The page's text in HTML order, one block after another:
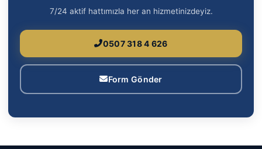
7/24 aktif hattımızla her an hizmetinizdeyiz.
0507 318 4 626
Form Gönder